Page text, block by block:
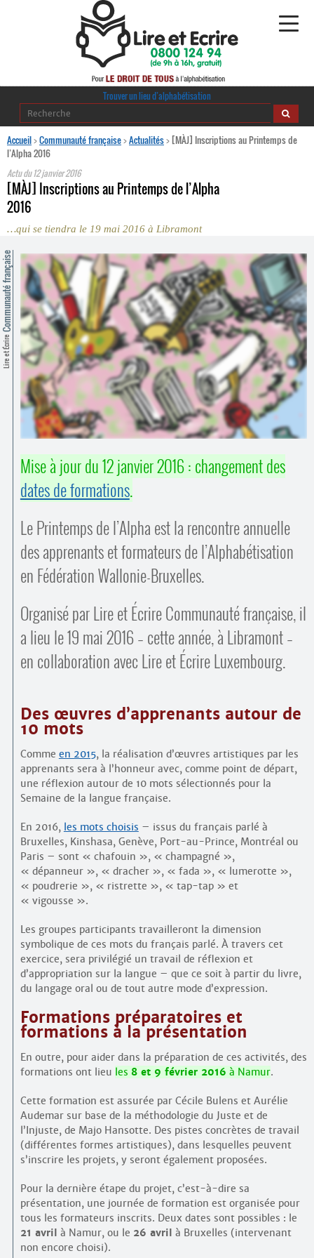
Alphabétisation
Comprendre et parler
Bienvenue en Belgique
Espace presse
Contacts
Trouver un lieu d’alphabétisation
Trouver un lieu d’alphabétisation
Accueil>Communauté française>Actualités>[MÀJ] Inscriptions au Printemps de
l’Alpha 2016
Actu du12 janvier 2016
[MÀJ] Inscriptions au Printemps de l’Alpha
2016
…qui se tiendra le 19 mai 2016 à Libramont
Lire et Écrire
Communauté française
Mise à jour du 12 janvier 2016 : changement des
dates de formations.
Le Printemps de l’Alpha est la rencontre annuelle
des apprenants et formateurs de l’Alphabétisation
en Fédération Wallonie-Bruxelles.
Organisé par Lire et Écrire Communauté française, il
a lieu le 19 mai 2016 – cette année, à Libramont –
en collaboration avec Lire et Écrire Luxembourg.
Des œuvres d’apprenants autour de
10 mots
Comme en 2015, la réalisation d’œuvres artistiques par les
apprenants sera à l’honneur avec, comme point de départ,
une réflexion autour de 10 mots sélectionnés pour la
Semaine de la langue française.
En 2016, les mots choisis – issus du français parlé à
Bruxelles, Kinshasa, Genève, Port-au-Prince, Montréal ou
Paris – sont « chafouin », « champagné »,
« dépanneur », « dracher », « fada », « lumerotte »,
« poudrerie », « ristrette », « tap-tap » et
« vigousse ».
Les groupes participants travailleront la dimension
symbolique de ces mots du français parlé. À travers cet
exercice, sera privilégié un travail de réflexion et
d’appropriation sur la langue – que ce soit à partir du livre,
du langage oral ou de tout autre mode d’expression.
Formations préparatoires et
formations à la présentation
En outre, pour aider dans la préparation de ces activités, des
formations ont lieu les 8 et 9 février 2016 à Namur.
Cette formation est assurée par Cécile Bulens et Aurélie
Audemar sur base de la méthodologie du Juste et de
l’Injuste, de Majo Hansotte. Des pistes concrètes de travail
(différentes formes artistiques), dans lesquelles peuvent
s’inscrire les projets, y seront également proposées.
Pour la dernière étape du projet, c’est-à-dire sa
présentation, une journée de formation est organisée pour
tous les formateurs inscrits. Deux dates sont possibles : le
21 avril à Namur, ou le 26 avril à Bruxelles (intervenant
non encore choisi).